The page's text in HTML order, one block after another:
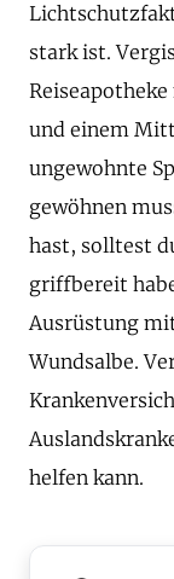
stark ist.
und einem
ungewohnte
gewöhnen
hast, solltest
griffbereit
Ausrüstung
Wundsalbe.
helfen kann.